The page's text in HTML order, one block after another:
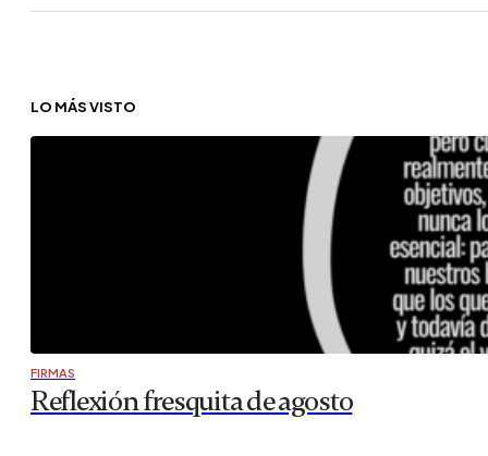
LO MÁS VISTO
FIRMAS
Reflexión fresquita de agosto